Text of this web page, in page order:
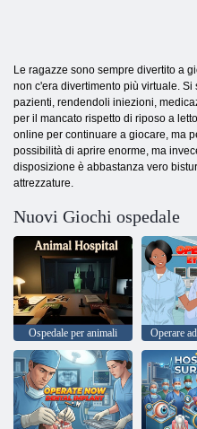
Le ragazze sono sempre divertito a
non c'era divertimento più virtuale.
pazienti, rendendoli iniezioni,
per il mancato rispetto di riposo a
online per continuare a giocare, ma
possibilità di aprire enorme, ma
disposizione è abbastanza vero
attrezzature.
Nuovi Giochi ospedale
Ospedale per animali